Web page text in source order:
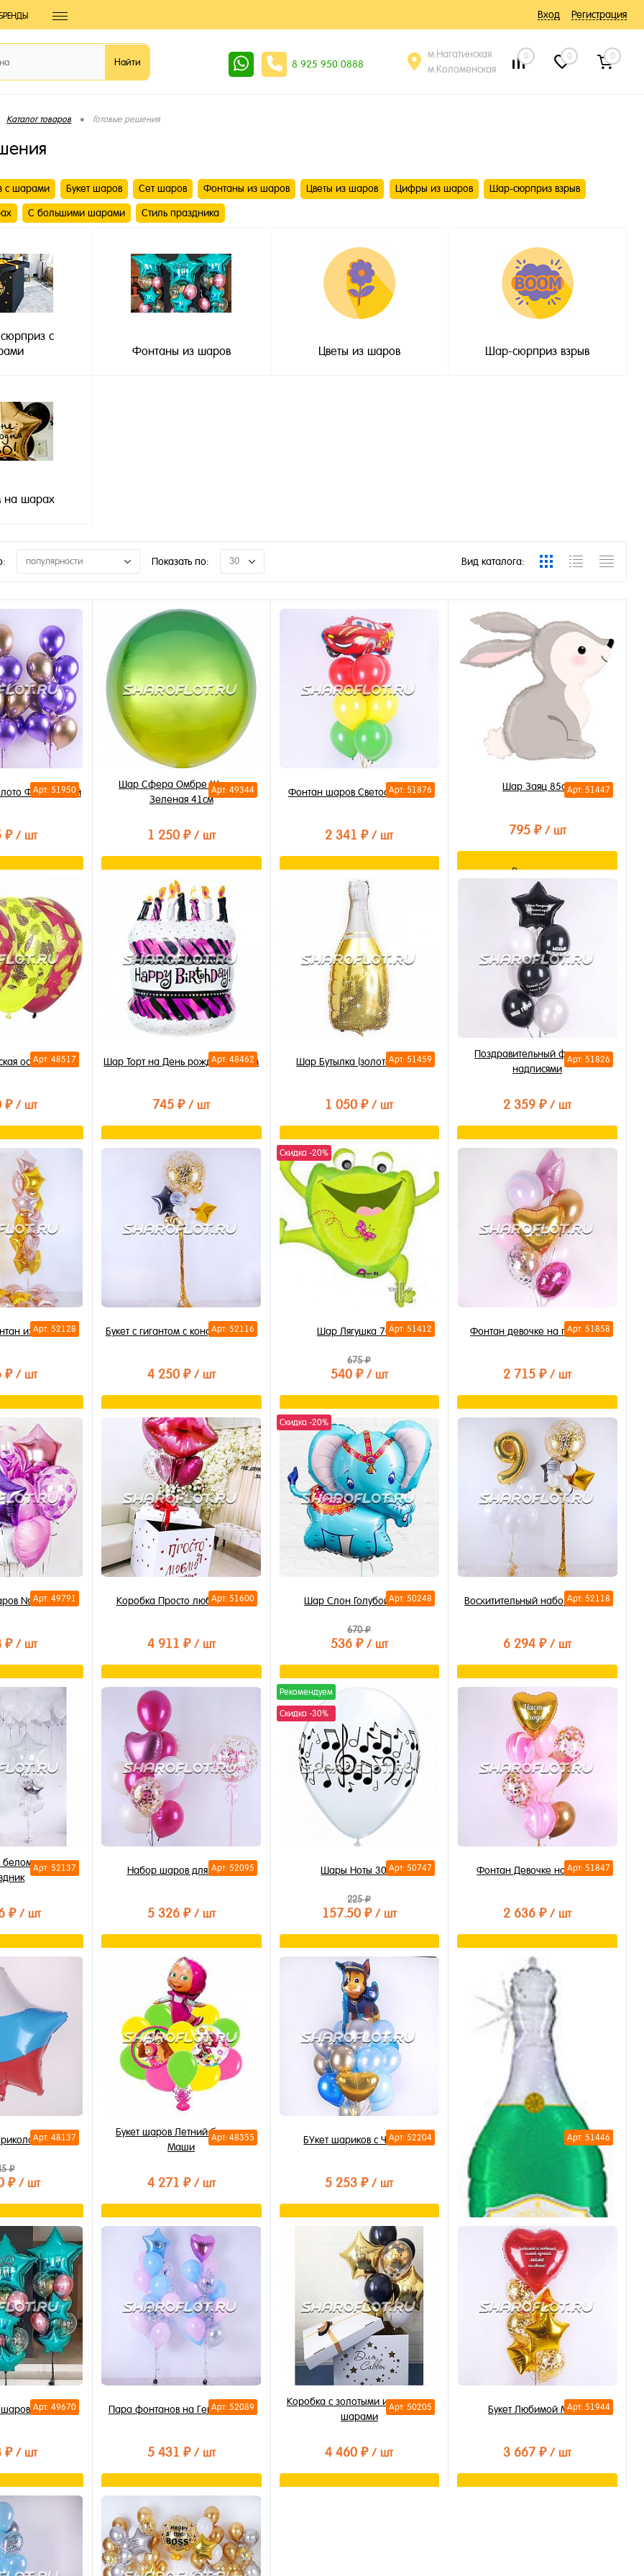
БРЕНДЫ Вход Регистрация
8 925 950 0888
м.Нагатинская
м.Коломенская
0 0 0
Каталог товаров • Готовые решения
с шарами Букет шаров Сет шаров Фонтаны из шаров Цветы из шаров Цифры из шаров Шар-сюрприз взрыв
С большими шарами Стиль праздника
с
Фонтаны из шаров Цветы из шаров Шар-сюрприз взрыв
на шарах
популярности Показать по: 30 Вид каталога:
Арт: 51950
Фиолетовый
₽ / шт
Арт: 49344
Шар Сфера Омбре Желто-
Зеленая 41см
1 250 ₽ / шт
В корзину
Купить в 1 клик
В избранное
В наличии
Арт: 51876
Фонтан шаров Светофор Тачки
2 341 ₽/ шт
В корзину
Купить в 1 клик
В избранное
В наличии
Арт: 51447
Шар Заяц 85см
795 ₽ / шт
В корзину
Купить в 1 клик
В избранное
Арт: 48517
осень 30см
₽ / шт
Арт: 48462
Шар Торт на День рождения 65см
745 ₽/ шт
В корзину
Купить в 1 клик
В избранное
В наличии
Арт: 51459
Шар Бутылка (золотая) 70см
1 050 ₽/ шт
В корзину
Купить в 1 клик
В избранное
В наличии
Арт: 51826
Поздравительный фонтан с
надписями
2 359 ₽/ шт
В корзину
Купить в 1 клик
В избранное
В наличии
Арт: 52128
из Звезд
₽ / шт
Арт: 52116
Букет с гигантом с конфетти 80см
4 250 ₽ / шт
В корзину
Купить в 1 клик
В избранное
В наличии
Скидка -20%
Арт: 51412
Шар Лягушка 70см
675 ₽
540 ₽ / шт
В корзину
Купить в 1 клик
В избранное
В наличии
Арт: 51858
Фонтан девочке на праздник
2 715 ₽/ шт
В корзину
Купить в 1 клик
В избранное
В наличии
Арт: 49791
№011
₽ / шт
Арт: 51600
Коробка Просто люблю тебя
4 911 ₽ / шт
В корзину
Купить в 1 клик
В избранное
В наличии
Скидка -20%
Арт: 50248
Шар Слон Голубой 80см
670 ₽
536 ₽ / шт
В корзину
Купить в 1 клик
В избранное
В наличии
Арт: 52118
Восхитительный набор на 9 лет
6 294 ₽/ шт
В корзину
Купить в 1 клик
В избранное
В наличии
Арт: 52137
цвете на
₽ / шт
Арт: 52095
Набор шаров для мамы
5 326 ₽ / шт
В корзину
Купить в 1 клик
В избранное
В наличии
Рекомендуем
Скидка -30%
Арт: 50747
Шары Ноты 30см
225 ₽
157.50 ₽ / шт
В корзину
Купить в 1 клик
В избранное
В наличии
Арт: 51847
Фонтан Девочке на 3 года
2 636 ₽/ шт
В корзину
Купить в 1 клик
В избранное
В наличии
Арт: 48137
45 см
₽
₽/ шт
Арт: 48355
Букет шаров Летний букет от
Маши
4 271 ₽ / шт
В корзину
Купить в 1 клик
В избранное
В наличии
Арт: 52204
БУкет шариков с Чейзом
5 253 ₽/ шт
В корзину
Купить в 1 клик
В избранное
Арт: 51446
Шар Бутылка Шампанского Cheers
(голография) 85см
/ шт
Арт: 49670
шаров №65
₽ / шт
Арт: 52089
Пара фонтанов на Гендер Пати
5 431 ₽ / шт
В корзину
Купить в 1 клик
В избранное
В наличии
Арт: 50205
Коробка с золотыми и черными
шарами
4 460 ₽/ шт
Арт: 51944
Букет Любимой Маме
3 667 ₽/ шт